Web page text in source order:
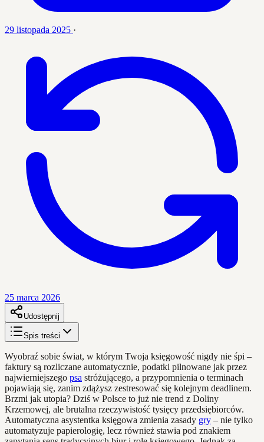
29 listopada 2025 ·
25 marca 2026
Udostępnij
Spis treści
Wyobraź sobie świat, w którym Twoja księgowość nigdy nie śpi –
faktury są rozliczane automatycznie, podatki pilnowane jak przez
najwierniejszego psa stróżującego, a przypomnienia o terminach
pojawiają się, zanim zdążysz zestresować się kolejnym deadlinem.
Brzmi jak utopia? Dziś w Polsce to już nie trend z Doliny
Krzemowej, ale brutalna rzeczywistość tysięcy przedsiębiorców.
Automatyczna asystentka księgowa zmienia zasady gry – nie tylko
automatyzuje papierologię, lecz również stawia pod znakiem